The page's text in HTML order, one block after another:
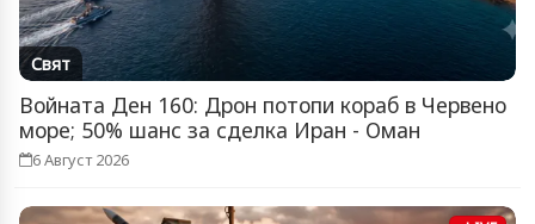
Свят
Войната Ден 160: Дрон потопи кораб в Червено
море; 50% шанс за сделка Иран - Оман
6 Август 2026